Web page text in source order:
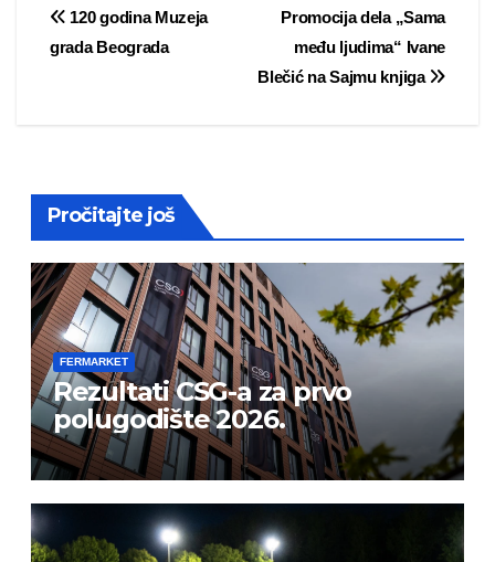
Post
navigation
Promocija dela „Sama
među ljudima“ Ivane
Blečić na Sajmu knjiga
120 godina Muzeja
grada Beograda
Pročitajte još
FERMARKET
Rezultati CSG-a za prvo
polugodište 2026.